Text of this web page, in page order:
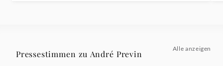
Pressestimmen zu André Previn
Alle anzeigen